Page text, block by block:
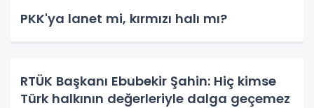
PKK'ya lanet mi, kırmızı halı mı?
RTÜK Başkanı Ebubekir Şahin: Hiç kimse
Türk halkının değerleriyle dalga geçemez